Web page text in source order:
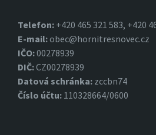
Telefon: +420 465 321 583, +420
E-mail:obec@hornitresnovec.cz
IČO:00278939
DIČ:CZ00278939
Datová schránka: zccbn74
Číslo účtu: 110328664/0600